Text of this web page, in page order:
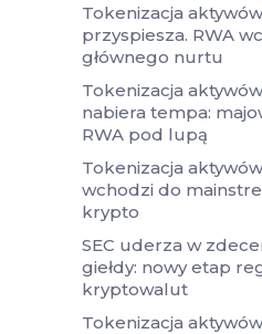
Tokenizacja
przyspiesza. RWA
głównego nurtu
Tokenizacja
nabiera tempa:
RWA pod lupą
Tokenizacja
wchodzi do
krypto
SEC uderza w
giełdy: nowy etap
kryptowalut
Tokenizacja